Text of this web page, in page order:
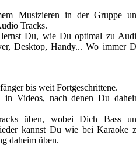
Musizieren in der Gruppe
Tracks.
Du, wie Du optimal zu
Desktop, Handy... Wo immer
bis weit Fortgeschrittene.
in Videos, nach denen Du
üben, wobei Dich Bass
kannst Du wie bei Karaoke
daheim üben.